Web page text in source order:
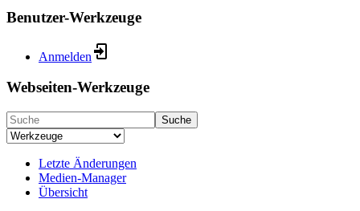
Benutzer-Werkzeuge
Anmelden
Webseiten-Werkzeuge
Suche
Letzte Änderungen
Medien-Manager
Übersicht